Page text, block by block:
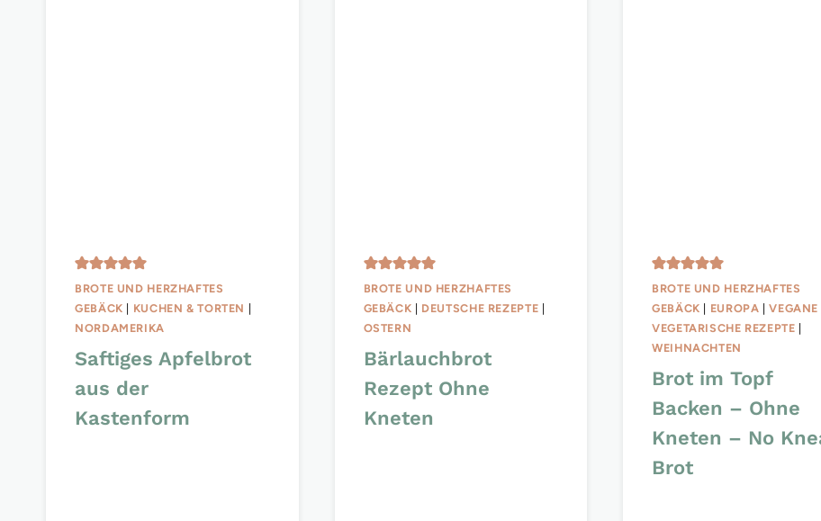
BROTE UND HERZHAFTES
GEBÄCK | KUCHEN & TORTEN |
NORDAMERIKA
Saftiges Apfelbrot
aus der
Kastenform
BROTE UND HERZHAFTES
GEBÄCK | DEUTSCHE REZEPTE |
OSTERN
Bärlauchbrot
Rezept Ohne
Kneten
BROTE UND HERZHAFTES
GEBÄCK | EUROPA |VEGANE
VEGETARISCHE REZEPTE |
WEIHNACHTEN
Brot im Topf
Backen – Ohne
Kneten – No
Brot